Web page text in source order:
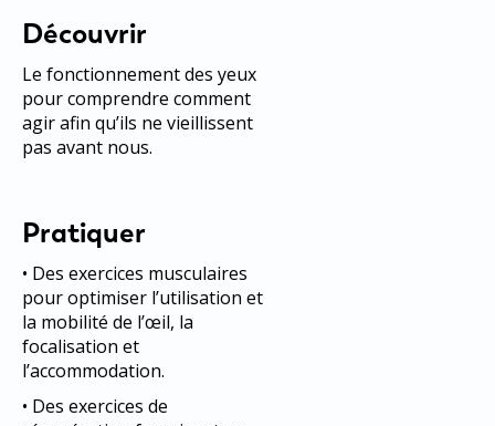
Découvrir
Le fonctionnement des yeux
pour comprendre comment
agir afin qu’ils ne vieillissent
pas avant nous.
Pratiquer
• Des exercices musculaires
pour optimiser l’utilisation et
la mobilité de l’œil, la
focalisation et
l’accommodation.
• Des exercices de